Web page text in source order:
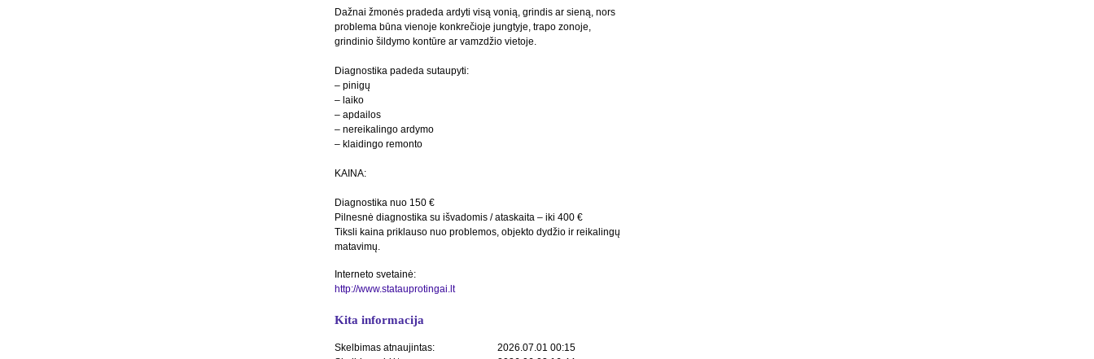
Dažnai žmonės pradeda ardyti visą vonią, grindis ar sieną, nors
problema būna vienoje konkrečioje jungtyje, trapo zonoje,
grindinio šildymo kontūre ar vamzdžio vietoje.
Diagnostika padeda sutaupyti:
– pinigų
– laiko
– apdailos
– nereikalingo ardymo
– klaidingo remonto
KAINA:
Diagnostika nuo 150 €
Pilnesnė diagnostika su išvadomis / ataskaita – iki 400 €
Tiksli kaina priklauso nuo problemos, objekto dydžio ir reikalingų
matavimų.
Interneto svetainė:
http://www.statauprotingai.lt
Kita informacija
Skelbimas atnaujintas:
2026.07.01 00:15